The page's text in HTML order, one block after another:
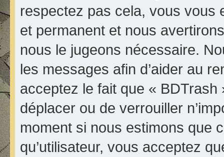
respectez pas cela, vous vous
et permanent et nous
nous le jugeons nécessaire.
les messages afin d’aider au
acceptez le fait que « BDTrash
déplacer ou de verrouiller
moment si nous estimons que
qu’utilisateur, vous acceptez